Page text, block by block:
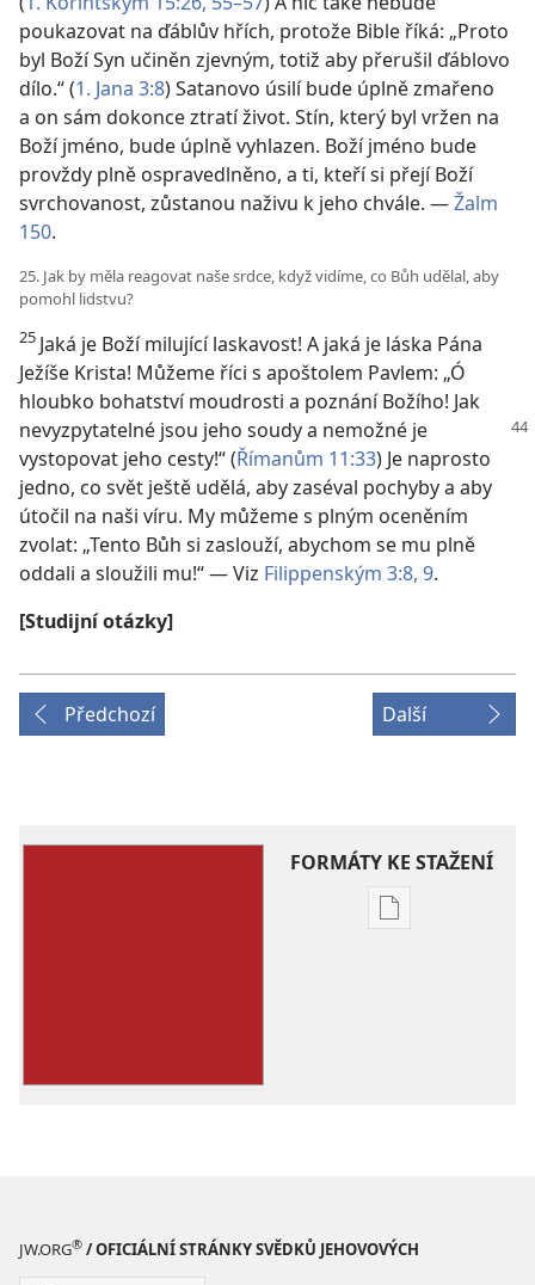
poukazovat na ďáblův hřích, protože Bible říká: „Proto
byl Boží Syn učiněn zjevným, totiž aby přerušil ďáblovo
dílo.“ (1. Jana 3:8) Satanovo úsilí bude úplně zmařeno
a on sám dokonce ztratí život. Stín, který byl vržen na
Boží jméno, bude úplně vyhlazen. Boží jméno bude
provždy plně ospravedlněno, a ti, kteří si přejí Boží
svrchovanost, zůstanou naživu k jeho chvále. —Žalm
150.
25. Jak by měla reagovat naše srdce, když vidíme, co Bůh udělal, aby
pomohl lidstvu?
25 Jaká je Boží milující laskavost! A jaká je láska Pána
Ježíše Krista! Můžeme říci s apoštolem Pavlem: „Ó
hloubko bohatství moudrosti a poznání Božího! Jak
nevyzpytatelné jsou jeho soudy a nemožné je
vystopovat jeho cesty!“ (Římanům 11:33) Je naprosto
jedno, co svět ještě udělá, aby zaséval pochyby a aby
útočil na naši víru. My můžeme s plným oceněním
zvolat: „Tento Bůh si zaslouží, abychom se mu plně
oddali a sloužili mu!“ — Viz Filippenským 3:8, 9.
[Studijní otázky]
Předchozí Další
FORMÁTY KE STAŽENÍ
Formáty
JW.ORG® / OFICIÁLNÍ STRÁNKY SVĚDKŮ JEHOVOVÝCH